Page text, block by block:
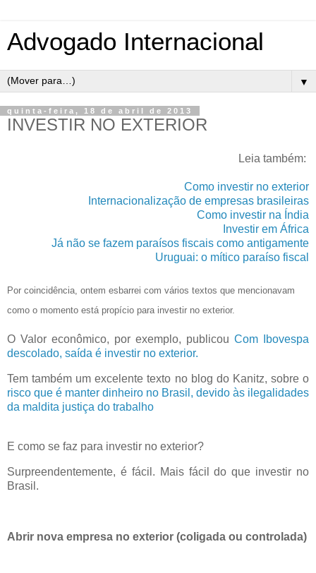
Advogado Internacional
▼
quinta-feira, 18 de abril de 2013
INVESTIR NO EXTERIOR
Leia também:
Como investir no exterior
Internacionalização de empresas brasileiras
Como investir na Índia
Investir em África
Já não se fazem paraísos fiscais como antigamente
Uruguai: o mítico paraíso fiscal
Por coincidência, ontem esbarrei com vários textos que mencionavam
como o momento está propício para investir no exterior.
O Valor econômico, por exemplo, publicou Com Ibovespa
descolado, saída é investir no exterior.
Tem também um excelente texto no blog do Kanitz, sobre o
risco que é manter dinheiro no Brasil, devido às ilegalidades
da maldita justiça do trabalho
E como se faz para investir no exterior?
Surpreendentemente, é fácil. Mais fácil do que investir no
Brasil.
Abrir nova empresa no exterior (coligada ou controlada)